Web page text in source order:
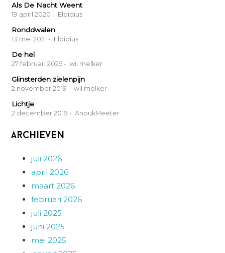
Als De Nacht Weent
19 april 2020 - Elpidius
Ronddwalen
13 mei 2021 - Elpidius
De hel
27 februari 2025 - wil melker
Glinsterden zielenpijn
2 november 2019 - wil melker
Lichtje
2 december 2019 - AnoukMeeter
Archieven
juli 2026
april 2026
maart 2026
februari 2026
juli 2025
juni 2025
mei 2025